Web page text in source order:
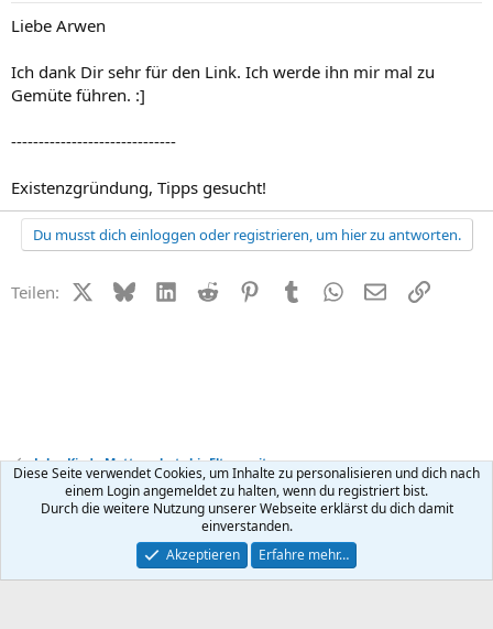
Liebe Arwen
Ich dank Dir sehr für den Link. Ich werde ihn mir mal zu
Gemüte führen. :]
------------------------------
Existenzgründung, Tipps gesucht!
Du musst dich einloggen oder registrieren, um hier zu antworten.
Teilen: X (Twitter)
BlueskyLinkedIn
Reddit PinterestTumblr WhatsApp
E-MailLink
Job + Kind - Mutterschutz bis Elternzeit
Kontakt Nutzungsbedingungen Datenschutz Hilfe
R
Community platform by XenForo ® © 2010-2026 XenForo Ltd.
Diese Seite verwendet Cookies, um Inhalte zu personalisieren und dich nach
einem Login angemeldet zu halten, wenn du registriert bist.
Durch die weitere Nutzung unserer Webseite erklärst du dich damit
einverstanden.
Akzeptieren
Erfahre mehr…